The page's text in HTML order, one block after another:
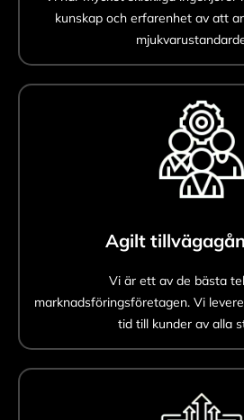
kunskap och erfarenhet av att
Agilt
Vi är ett av de bästa
marknadsföringsföretagen. Vi
tid till kunder av alla